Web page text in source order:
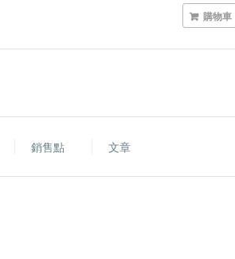
購物車
銷售點 文章